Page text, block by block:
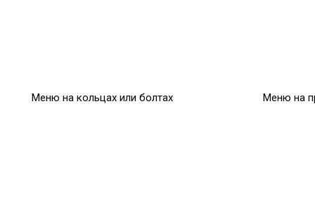
Меню на кольцах или болтах Меню на